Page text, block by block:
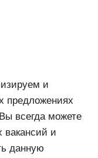
и
предложениях
всегда можете
вакансий и
данную